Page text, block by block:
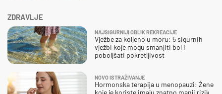
ZDRAVLJE
NAJSIGURNIJI OBLIK REKREACIJE
Vježbe za koljeno u moru: 5 sigurnih
vježbi koje mogu smanjiti bol i
poboljšati pokretljivost
NOVO ISTRAŽIVANJE
Hormonska terapija u menopauzi: Žene